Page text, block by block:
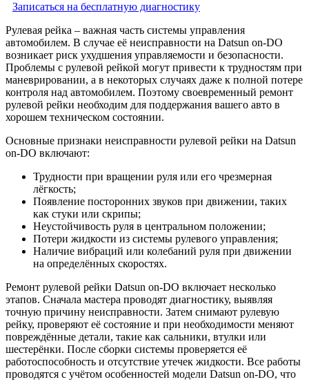
Записаться на бесплатную диагностику
Рулевая рейка – важная часть системы управления
автомобилем. В случае её неисправности на Datsun on-DO
возникает риск ухудшения управляемости и безопасности.
Проблемы с рулевой рейкой могут привести к трудностям при
маневрировании, а в некоторых случаях даже к полной потере
контроля над автомобилем. Поэтому своевременный ремонт
рулевой рейки необходим для поддержания вашего авто в
хорошем техническом состоянии.
Основные признаки неисправности рулевой рейки на Datsun
on-DO включают:
Трудности при вращении руля или его чрезмерная
лёгкость;
Появление посторонних звуков при движении, таких
как стуки или скрипы;
Неустойчивость руля в центральном положении;
Потери жидкости из системы рулевого управления;
Наличие вибраций или колебаний руля при движении
на определённых скоростях.
Ремонт рулевой рейки Datsun on-DO включает несколько
этапов. Сначала мастера проводят диагностику, выявляя
точную причину неисправности. Затем снимают рулевую
рейку, проверяют её состояние и при необходимости меняют
повреждённые детали, такие как сальники, втулки или
шестерёнки. После сборки системы проверяется её
работоспособность и отсутствие утечек жидкости. Все работы
проводятся с учётом особенностей модели Datsun on-DO, что